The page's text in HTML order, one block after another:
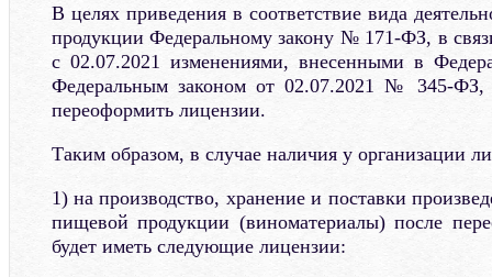
В целях приведения в соответствие вида
продукции Федеральному закону № 171-ФЗ, в
с 02.07.2021 изменениями, внесенными в
Федеральным законом от 02.07.2021 № 345-ФЗ,
переоформить лицензии.
Таким образом, в случае наличия у организации
1) на производство, хранение и поставки
пищевой продукции (виноматериалы) после
будет иметь следующие лицензии: